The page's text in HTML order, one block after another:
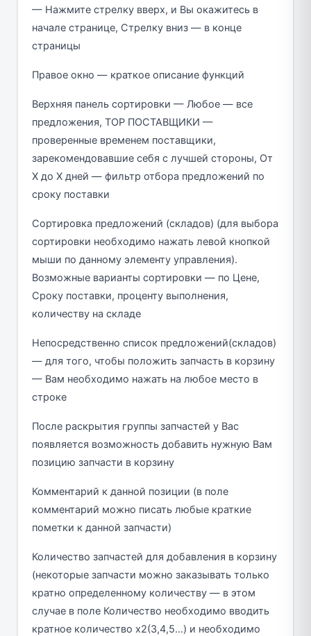
— Нажмите стрелку вверх, и Вы окажитесь в
начале странице, Стрелку вниз — в конце
страницы
Правое окно — краткое описание функций
Верхняя панель сортировки — Любое — все
предложения, ТОP ПОСТАВЩИКИ —
проверенные временем поставщики,
зарекомендовавшие себя с лучшей стороны, От
X до X дней — фильтр отбора предложений по
сроку поставки
Сортировка предложений (складов) (для выбора
сортировки необходимо нажать левой кнопкой
мыши по данному элементу управления).
Возможные варианты сортировки — по Цене,
Сроку поставки, проценту выполнения,
количеству на складе
Непосредственно список предложений(складов)
— для того, чтобы положить запчасть в корзину
— Вам необходимо нажать на любое место в
строке
После раскрытия группы запчастей у Вас
появляется возможность добавить нужную Вам
позицию запчасти в корзину
Комментарий к данной позиции (в поле
комментарий можно писать любые краткие
пометки к данной запчасти)
Количество запчастей для добавления в корзину
(некоторые запчасти можно заказывать только
кратно определенному количеству — в этом
случае в поле Количество необходимо вводить
кратное количество х2(3,4,5…) и необходимо